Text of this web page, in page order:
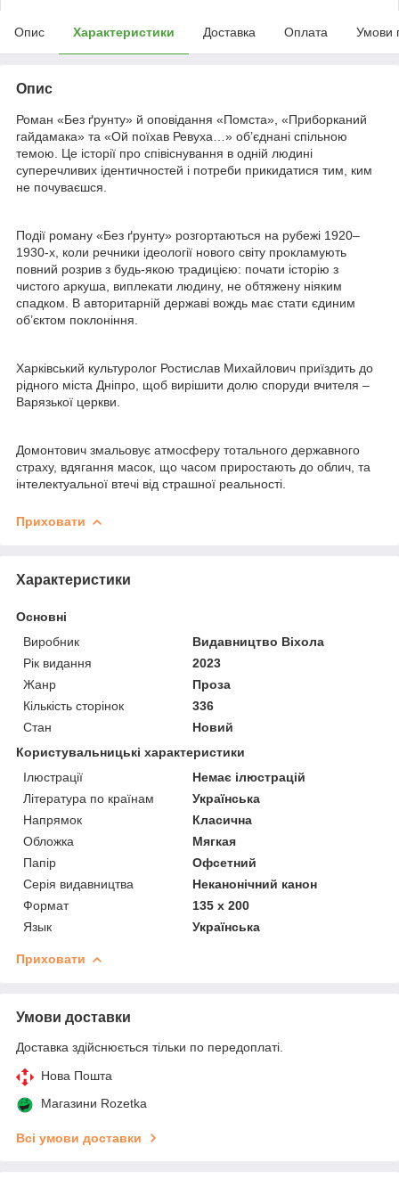
Опис Характеристики Доставка Оплата Умови
Опис
Роман «Без ґрунту» й оповідання «Помста», «Приборканий
гайдамака» та «Ой поїхав Ревуха…» об’єднані спільною
темою. Це історії про співіснування в одній людині
суперечливих ідентичностей і потреби прикидатися тим, ким
не почуваєшся.
Події роману «Без ґрунту» розгортаються на рубежі 1920–
1930-х, коли речники ідеології нового світу прокламують
повний розрив з будь-якою традицією: почати історію з
чистого аркуша, виплекати людину, не обтяжену ніяким
спадком. В авторитарній державі вождь має стати єдиним
об’єктом поклоніння.
Харківський культуролог Ростислав Михайлович приїздить до
рідного міста Дніпро, щоб вирішити долю споруди вчителя –
Варязької церкви.
Домонтович змальовує атмосферу тотального державного
страху, вдягання масок, що часом приростають до облич, та
інтелектуальної втечі від страшної реальності.
Приховати
Характеристики
Основні
Виробник
Видавництво Віхола
Рік видання
2023
Жанр
Проза
Кількість сторінок
336
Стан
Новий
Користувальницькі характеристики
Ілюстрації
Немає ілюстрацій
Література по країнам
Українська
Напрямок
Класична
Обложка
Мягкая
Папір
Офсетний
Серія видавництва
Неканонічний канон
Формат
135 х 200
Язык
Українська
Приховати
Умови доставки
Доставка здійснюється тільки по передоплаті.
Нова Пошта
Магазини Rozetka
Всі умови доставки